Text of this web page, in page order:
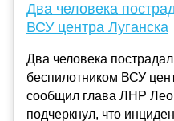
Два человека
ВСУ центра Луганска
Два человека
беспилотником ВСУ
сообщил глава ЛНР
подчеркнул, что